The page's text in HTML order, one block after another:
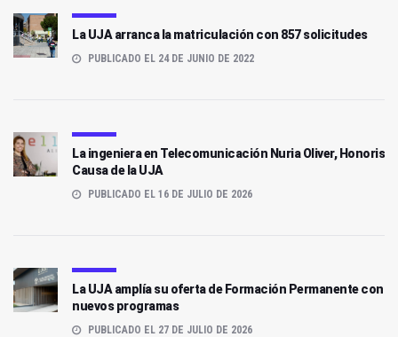
La UJA arranca la matriculación con 857 solicitudes
PUBLICADO EL 24 DE JUNIO DE 2022
La ingeniera en Telecomunicación Nuria Oliver, Honoris
Causa de la UJA
PUBLICADO EL 16 DE JULIO DE 2026
La UJA amplía su oferta de Formación Permanente con
nuevos programas
PUBLICADO EL 27 DE JULIO DE 2026